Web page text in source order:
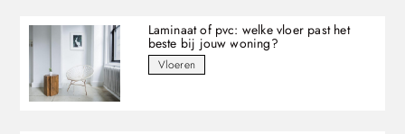
Laminaat of pvc: welke vloer past het
beste bij jouw woning?
Vloeren